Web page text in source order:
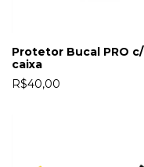
Protetor Bucal PRO c/
caixa
R$40,00